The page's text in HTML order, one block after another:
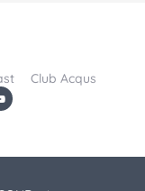
Club Acqus